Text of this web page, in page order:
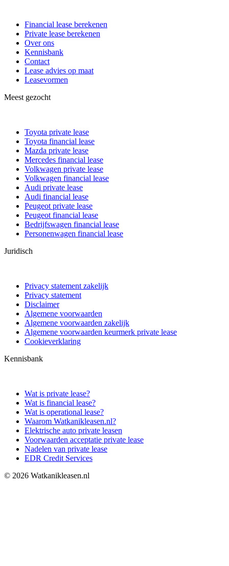
Financial lease berekenen
Private lease berekenen
Over ons
Kennisbank
Contact
Lease advies op maat
Leasevormen
Meest gezocht
Toyota private lease
Toyota financial lease
Mazda private lease
Mercedes financial lease
Volkwagen private lease
Volkwagen financial lease
Audi private lease
Audi financial lease
Peugeot private lease
Peugeot financial lease
Bedrijfswagen financial lease
Personenwagen financial lease
Juridisch
Privacy statement zakelijk
Privacy statement
Disclaimer
Algemene voorwaarden
Algemene voorwaarden zakelijk
Algemene voorwaarden keurmerk private lease
Cookieverklaring
Kennisbank
Wat is private lease?
Wat is financial lease?
Wat is operational lease?
Waarom Watkanikleasen.nl?
Elektrische auto private leasen
Voorwaarden acceptatie private lease
Nadelen van private lease
EDR Credit Services
© 2026 Watkanikleasen.nl